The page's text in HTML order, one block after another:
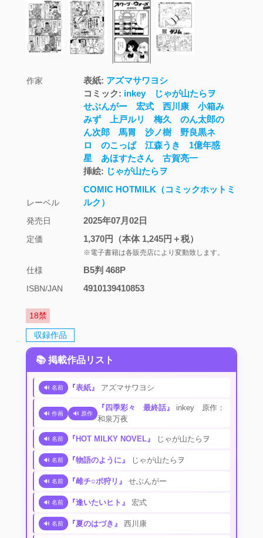
作家 表紙: アズマサワヨシ
コミック: inkey
じゃが山たらヲ
せぶんがー
宏式 西川康
小箱み
みず
上戸ルリ 梅久
のん太郎の
ん次郎
馬胃 沙ノ樹
野良黒ネ
ロ
のこっぱ 江森うき
1億年惑
星
あほすたさん
古賀亮一
挿絵: じゃが山たらヲ
レーベル
COMIC HOTMILK（コミックホットミ
ルク）
発売日 2025年07月02日
定価 1,370円 （本体 1,245円＋税）
※電子書籍は各販売店により変動致します。
仕様 B5判 468P
ISBN/JAN 4910139410853
18禁
収録作品
📚 掲載作品リスト
🔊 名前 『表紙』 アズマサワヨシ
🔊 作画 🔊 原作
『四季彩々 最終話』
inkey 原作：
和泉万夜
🔊 名前 『HOT MILKY NOVEL』 じゃが山たらヲ
🔊 名前 『物語のように』 じゃが山たらヲ
🔊 名前 『雌チ○ポ狩リ』 せぶんがー
🔊 名前 『逢いたいヒト』 宏式
🔊 名前 『夏のはづき』 西川康